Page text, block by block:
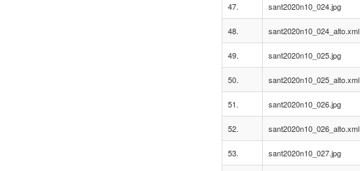
47. sant2020n10_024.jpg
48. sant2020n10_024_alto.xml
49. sant2020n10_025.jpg
50. sant2020n10_025_alto.xml
51. sant2020n10_026.jpg
52. sant2020n10_026_alto.xml
53. sant2020n10_027.jpg